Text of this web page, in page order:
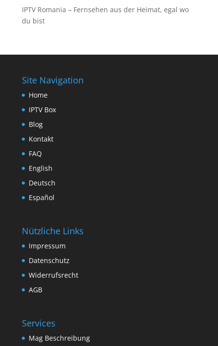
IPTV Romania – Fernsehen aus der Heimat, egal wo
du bist
Site Navigation
Home
IPTV Box
Blog
Kontakt
FAQ
English
Deutsch
Español
Nützliche Links
Impressum
Datenschutz
Widerrufsrecht
AGB
Services
Mag Beschreibung